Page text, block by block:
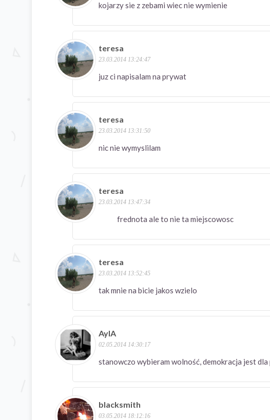
kojarzy sie z zebami wiec nie wymienie
teresa
23.03.2014 13:24:47
juz ci napisalam na prywat
teresa
23.03.2014 13:31:50
nic nie wymyslilam
teresa
23.03.2014 13:47:34
frednota ale to nie ta miejscowosc
teresa
23.03.2014 13:52:45
tak mnie na bicie jakos wzielo
AylA
02.05.2014 14:30:17
stanowczo wybieram wolność, demokracja jest
blacksmith
03.05.2014 18:12:16